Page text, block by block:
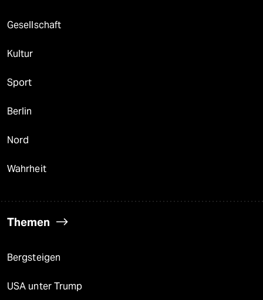
Gesellschaft
Kultur
Sport
Berlin
Nord
Wahrheit
Themen
Bergsteigen
USA unter Trump